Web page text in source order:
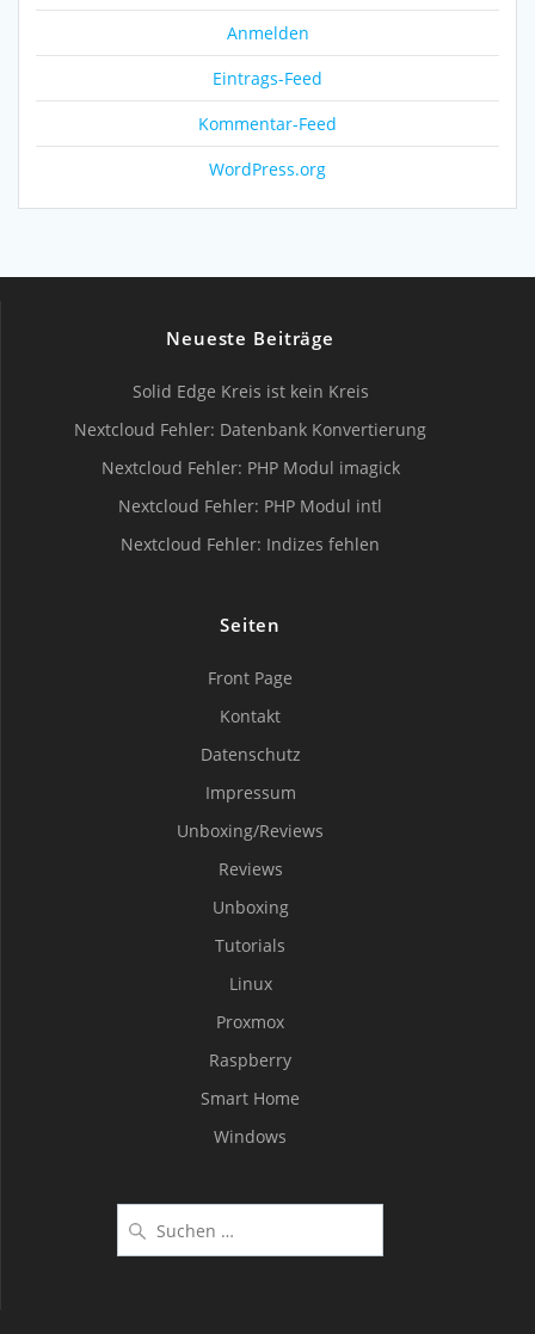
Anmelden
Eintrags-Feed
Kommentar-Feed
WordPress.org
Neueste Beiträge
Solid Edge Kreis ist kein Kreis
Nextcloud Fehler: Datenbank Konvertierung
Nextcloud Fehler: PHP Modul imagick
Nextcloud Fehler: PHP Modul intl
Nextcloud Fehler: Indizes fehlen
Seiten
Front Page
Kontakt
Datenschutz
Impressum
Unboxing/Reviews
Reviews
Unboxing
Tutorials
Linux
Proxmox
Raspberry
Smart Home
Windows
nach: